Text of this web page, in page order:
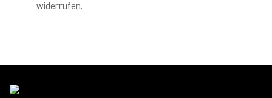
widerrufen.